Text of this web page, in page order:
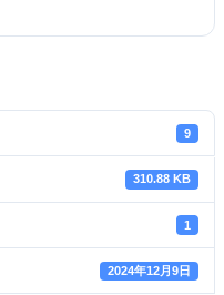
9
310.88 KB
1
2024年12月9日